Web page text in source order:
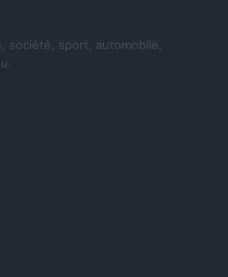
société, sport, automobile,